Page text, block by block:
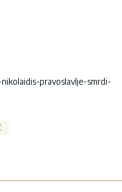
pravoslavlje-smrdi-